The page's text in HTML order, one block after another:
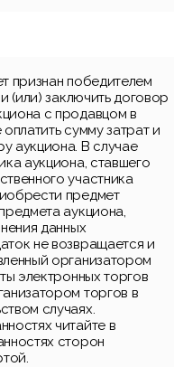
признан победителем
(или) заключить договор
с продавцом в
сумму затрат и
аукциона. В случае
аукциона, ставшего
участника
предмет
аукциона,
данных
не возвращается и
организатором
электронных торгов
торгов в
случаях.
читайте в
сторон